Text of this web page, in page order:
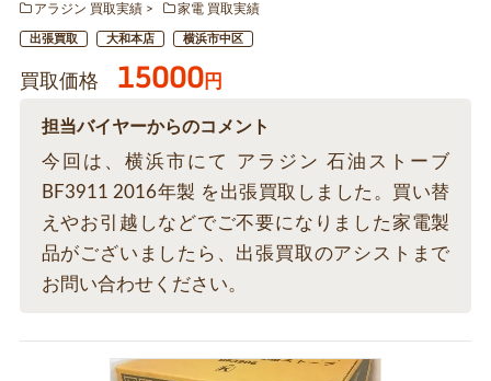
アラジン 買取実績
家電 買取実績
出張買取 大和本店 横浜市中区
買取価格 15000円
担当バイヤーからのコメント
今回は、横浜市にて アラジン 石油ストーブ
BF3911 2016年製 を出張買取しました。買い替
えやお引越しなどでご不要になりました家電製
品がございましたら、出張買取のアシストまで
お問い合わせください。